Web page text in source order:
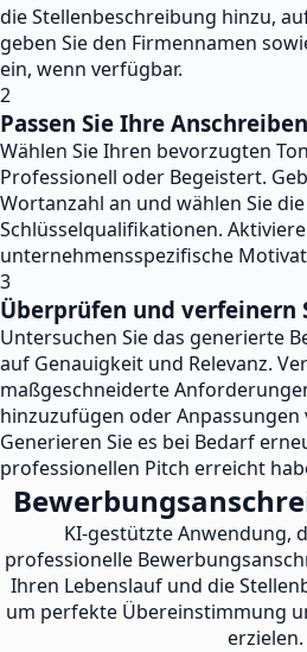
die Stellenbeschreibung hinzu,
geben Sie den Firmennamen
ein, wenn verfügbar.
2
Passen Sie Ihre
Wählen Sie Ihren bevorzugten
Professionell oder Begeistert.
Wortanzahl an und wählen Sie
Schlüsselqualifikationen.
unternehmensspezifische
3
Überprüfen und verfeinern
Untersuchen Sie das generierte
auf Genauigkeit und Relevanz.
maßgeschneiderte
hinzuzufügen oder Anpassungen
Generieren Sie es bei Bedarf
professionellen Pitch erreicht
KI-gestützte Anwendung,
professionelle
Ihren Lebenslauf und die
um perfekte Übereinstimmung
erzielen.